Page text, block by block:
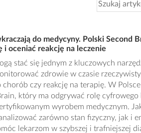
do medycyny. Polski Second
i oceniać reakcję na leczenie
stać się jednym z kluczowych
zdrowie w czasie
czy reakcję na terapię. W
który ma odgrywać rolę cyfrowego
wyrobem medycznym.
zarówno stan fizyczny, jak i
lekarzom w szybszej i trafniejszej